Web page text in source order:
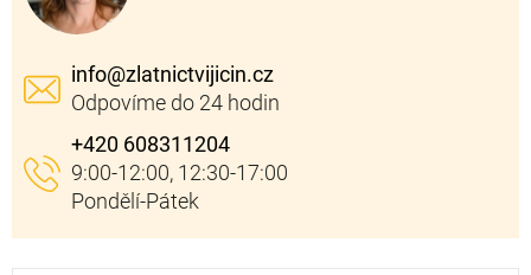
info@zlatnictvijicin.cz
+420 608311204